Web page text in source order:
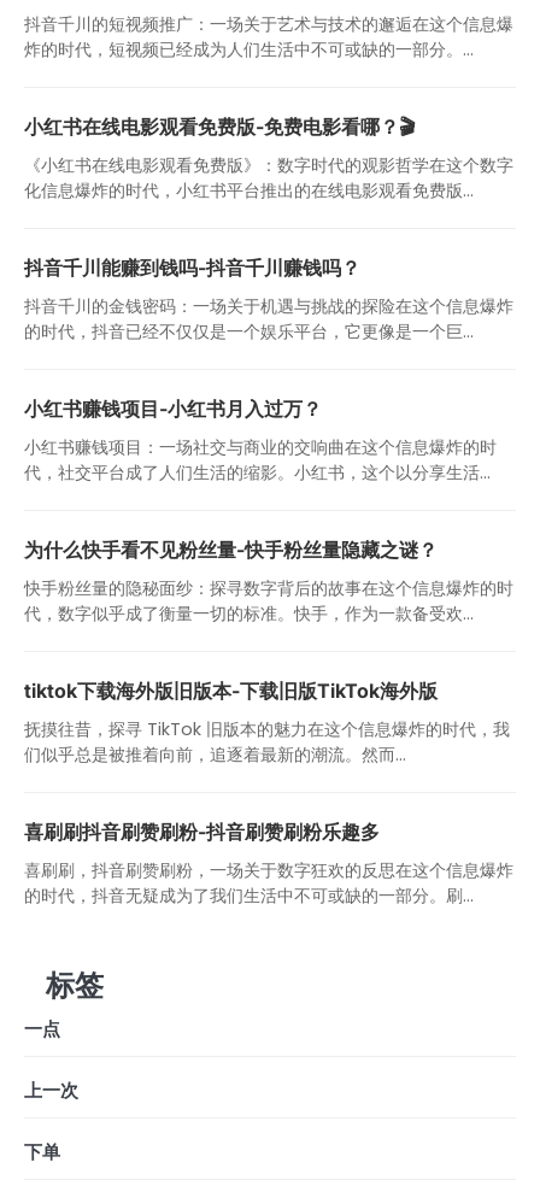
抖音千川的短视频推广：一场关于艺术与技术的邂逅在这个信息爆
炸的时代，短视频已经成为人们生活中不可或缺的一部分。...
小红书在线电影观看免费版-免费电影看哪？🎬
《小红书在线电影观看免费版》：数字时代的观影哲学在这个数字
化信息爆炸的时代，小红书平台推出的在线电影观看免费版...
抖音千川能赚到钱吗-抖音千川赚钱吗？
抖音千川的金钱密码：一场关于机遇与挑战的探险在这个信息爆炸
的时代，抖音已经不仅仅是一个娱乐平台，它更像是一个巨...
小红书赚钱项目-小红书月入过万？
小红书赚钱项目：一场社交与商业的交响曲在这个信息爆炸的时
代，社交平台成了人们生活的缩影。小红书，这个以分享生活...
为什么快手看不见粉丝量-快手粉丝量隐藏之谜？
快手粉丝量的隐秘面纱：探寻数字背后的故事在这个信息爆炸的时
代，数字似乎成了衡量一切的标准。快手，作为一款备受欢...
tiktok下载海外版旧版本-下载旧版TikTok海外版
抚摸往昔，探寻 TikTok 旧版本的魅力在这个信息爆炸的时代，我
们似乎总是被推着向前，追逐着最新的潮流。然而...
喜刷刷抖音刷赞刷粉-抖音刷赞刷粉乐趣多
喜刷刷，抖音刷赞刷粉，一场关于数字狂欢的反思在这个信息爆炸
的时代，抖音无疑成为了我们生活中不可或缺的一部分。刷...
标签
一点
上一次
下单